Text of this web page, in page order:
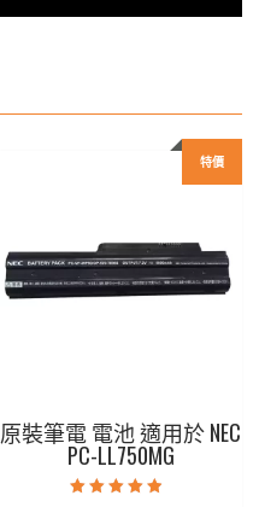
特價
原裝筆電 電池 適用於 NEC
PC-LL750MG